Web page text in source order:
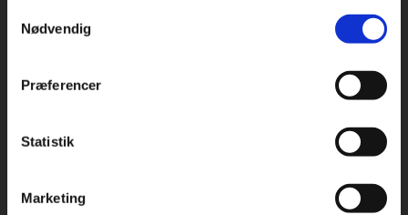
Nødvendig
Præferencer
Statistik
Marketing
5750 Ringe, Fyn
